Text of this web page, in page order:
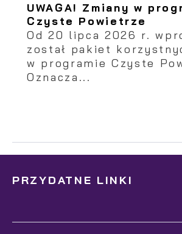
UWAGA! Zmiany w
Czyste Powietrze
Od 20 lipca 2026 r.
został pakiet
w programie Czyste
Oznacza...
PRZYDATNE LINKI